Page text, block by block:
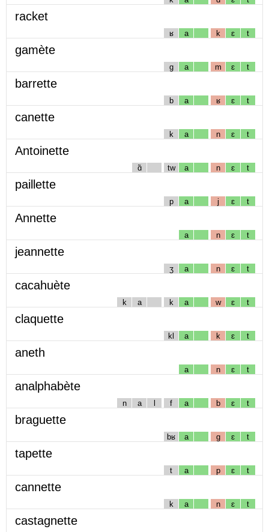
racket
ʁ a k ɛ t
gamète
g a m ɛ t
barrette
b a ʁ ɛ t
canette
k a n ɛ t
Antoinette
ɑ̃ tw a n ɛ t
paillette
p a j ɛ t
Annette
a n ɛ t
jeannette
ʒ a n ɛ t
cacahuète
k a k a w ɛ t
claquette
kl a k ɛ t
aneth
a n ɛ t
analphabète
n a l f a b ɛ t
braguette
bʁ a g ɛ t
tapette
t a p ɛ t
cannette
k a n ɛ t
castagnette